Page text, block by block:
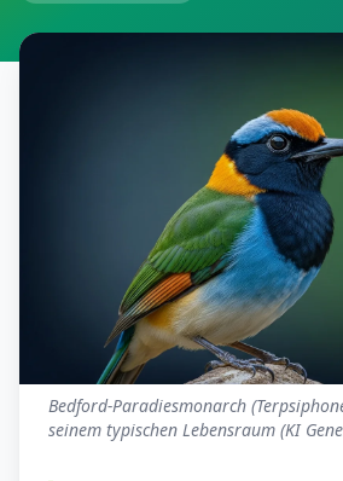
Bedford-Paradiesmonarch
seinem typischen Lebensraum (KI